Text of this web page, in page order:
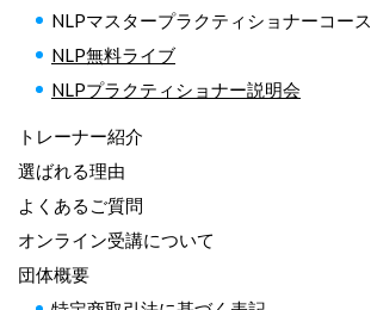
NLPマスタープラクティショナーコース
NLP無料ライブ
NLPプラクティショナー説明会
トレーナー紹介
選ばれる理由
よくあるご質問
オンライン受講について
団体概要